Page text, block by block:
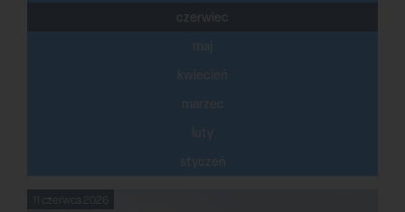
czerwiec
maj
kwiecień
marzec
luty
styczeń
11 czerwca 2026